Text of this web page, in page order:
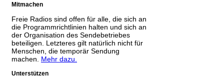
Mitmachen
Freie Radios sind offen für alle, die sich an
die Programmrichtlinien halten und sich an
der Organisation des Sendebetriebes
beteiligen. Letzteres gilt natürlich nicht für
Menschen, die temporär Sendung
machen. Mehr dazu.
Unterstützen